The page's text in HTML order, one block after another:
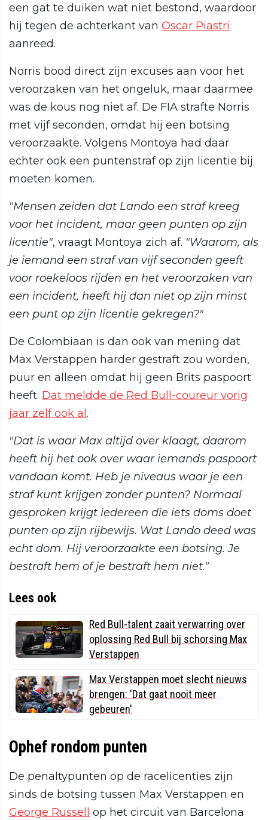
een gat te duiken wat niet bestond, waardoor
hij tegen de achterkant van Oscar Piastri
aanreed.
Norris bood direct zijn excuses aan voor het
veroorzaken van het ongeluk, maar daarmee
was de kous nog niet af. De FIA strafte Norris
met vijf seconden, omdat hij een botsing
veroorzaakte. Volgens Montoya had daar
echter ook een puntenstraf op zijn licentie bij
moeten komen.
"Mensen zeiden dat Lando een straf kreeg
voor het incident, maar geen punten op zijn
licentie", vraagt Montoya zich af. "Waarom, als
je iemand een straf van vijf seconden geeft
voor roekeloos rijden en het veroorzaken van
een incident, heeft hij dan niet op zijn minst
een punt op zijn licentie gekregen?"
De Colombiaan is dan ook van mening dat
Max Verstappen harder gestraft zou worden,
puur en alleen omdat hij geen Brits paspoort
heeft. Dat meldde de Red Bull-coureur vorig
jaar zelf ook al.
"Dat is waar Max altijd over klaagt, daarom
heeft hij het ook over waar iemands paspoort
vandaan komt. Heb je niveaus waar je een
straf kunt krijgen zonder punten? Normaal
gesproken krijgt iedereen die iets doms doet
punten op zijn rijbewijs. Wat Lando deed was
echt dom. Hij veroorzaakte een botsing. Je
bestraft hem of je bestraft hem niet."
Lees ook
Red Bull-talent zaait verwarring over
oplossing Red Bull bij schorsing Max
Verstappen
Max Verstappen moet slecht nieuws
brengen: 'Dat gaat nooit meer
gebeuren'
Ophef rondom punten
De penaltypunten op de racelicenties zijn
sinds de botsing tussen Max Verstappen en
George Russell op het circuit van Barcelona